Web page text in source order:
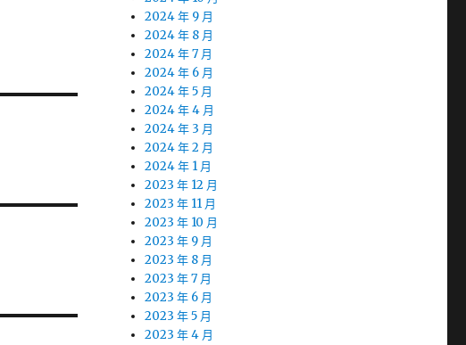
2024 年 9 月
2024 年 8 月
2024 年 7 月
2024 年 6 月
2024 年 5 月
2024 年 4 月
2024 年 3 月
2024 年 2 月
2024 年 1 月
2023 年 12 月
2023 年 11 月
2023 年 10 月
2023 年 9 月
2023 年 8 月
2023 年 7 月
2023 年 6 月
2023 年 5 月
2023 年 4 月